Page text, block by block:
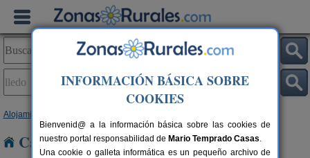
Alojamientos
Casas Rurales en Lledó
INFORMACIÓN BÁSICA SOBRE
COOKIES
Bienvenid@ a la información básica sobre las cookies de
nuestro portal responsabilidad de Mario Temprado Casas.
Una cookie o galleta informática es un pequeño archivo de